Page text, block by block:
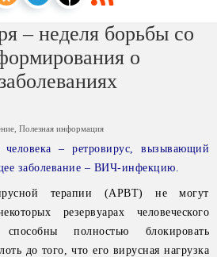
– неделя борьбы со
о
Полезная информация
– ретровирус, вызывающий
заболевание – ВИЧ-инфекцию.
терапии (АРВТ) не могут
резервуарах человеческого
полностью блокировать
до того, что его вирусная нагрузка